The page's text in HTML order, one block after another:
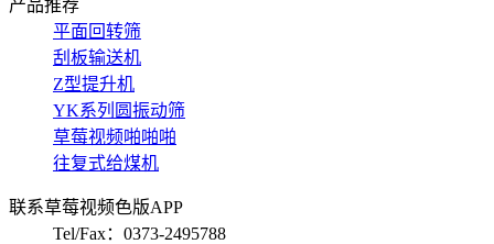
产品推荐
平面回转筛
刮板输送机
Z型提升机
YK系列圆振动筛
草莓视频啪啪啪
往复式给煤机
联系草莓视频色版APP
Tel/Fax：0373-2495788